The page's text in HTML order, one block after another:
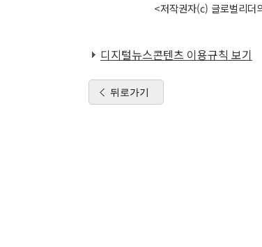
<저작권자(c) 글로벌리
디지털뉴스콘텐츠 이용규칙 보기
뒤로가기